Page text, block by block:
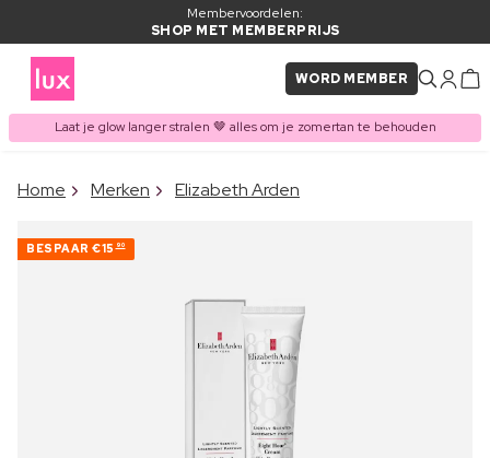
Membervoordelen:
SHOP MET MEMBERPRIJS
WORD MEMBER
Laat je glow langer stralen 🤎 alles om je zomertan te behouden
ITEM TOEGEVOEGD AAN
Home Merken Elizabeth Arden
BESPAAR €15 90